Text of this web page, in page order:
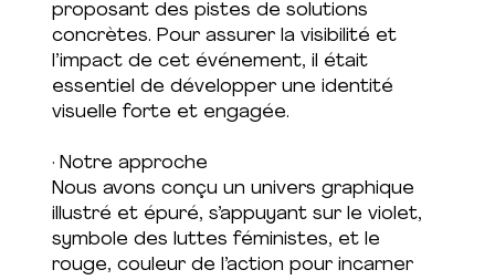
proposant des pistes de solutions
concrètes. Pour assurer la visibilité et
l’impact de cet événement, il était
essentiel de développer une identité
visuelle forte et engagée.
· Notre approche
Nous avons conçu un univers graphique
illustré et épuré, s’appuyant sur le violet,
symbole des luttes féministes, et le
rouge, couleur de l’action pour incarner